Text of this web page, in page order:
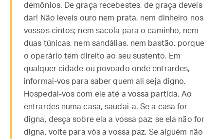
demônios. De graça recebestes, de graça deveis
dar! Não leveis ouro nem prata, nem dinheiro nos
vossos cintos; nem sacola para o caminho, nem
duas túnicas, nem sandálias, nem bastão, porque
o operário tem direito ao seu sustento. Em
qualquer cidade ou povoado onde entrardes,
informai-vos para saber quem ali seja digno.
Hospedai-vos com ele até a vossa partida. Ao
entrardes numa casa, saudai-a. Se a casa for
digna, desça sobre ela a vossa paz; se ela não for
digna, volte para vós a vossa paz. Se alguém não